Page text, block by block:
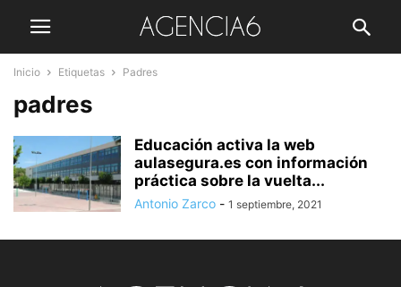
Inicio Etiquetas Padres
padres
Educación activa la web
aulasegura.es con información
práctica sobre la vuelta...
Antonio Zarco - 1 septiembre, 2021